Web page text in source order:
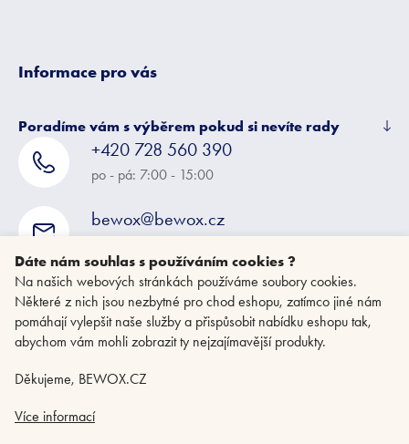
Dáte nám souhlas s používáním cookies ?
Na našich webových stránkách používáme soubory cookies.
Některé z nich jsou nezbytné pro chod eshopu, zatímco jiné nám
pomáhají vylepšit naše služby a přispůsobit nabídku eshopu tak,
abychom vám mohli zobrazit ty nejzajímavější produkty.
Děkujeme, BEWOX.CZ
Více informací
Informace pro vás
Poradíme vám s výběrem pokud si nevíte rady
+420 728 560 390
po - pá: 7:00 - 15:00
bewox@bewox.cz